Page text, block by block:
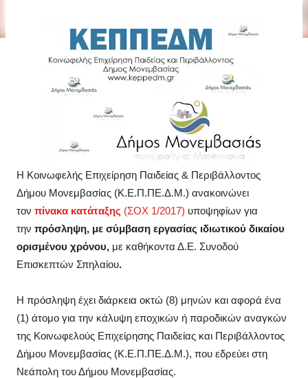
Η Κοινωφελής Επιχείρηση Παιδείας & Περιβάλλοντος
Δήμου Μονεμβασίας (Κ.Ε.Π.ΠΕ.Δ.Μ.) ανακοινώνει
τον πίνακα κατάταξης (ΣΟΧ 1/2017) υποψηφίων για
την πρόσληψη, με σύμβαση εργασίας ιδιωτικού δικαίου
ορισμένου χρόνου, με καθήκοντα Δ.Ε. Συνοδού
Επισκεπτών Σπηλαίου.
Η πρόσληψη έχει διάρκεια οκτώ (8) μηνών και αφορά ένα
(1) άτομο για την κάλυψη εποχικών ή παροδικών αναγκών
της Κοινωφελούς Επιχείρησης Παιδείας και Περιβάλλοντος
Δήμου Μονεμβασίας (Κ.Ε.Π.ΠΕ.Δ.Μ.), που εδρεύει στη
Νεάπολη του Δήμου Μονεμβασίας.